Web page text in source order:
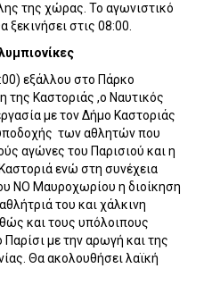
της χώρας. Το αγωνιστικό
στις 08:00.
εξάλλου στο Πάρκο
Καστοριάς ,ο Ναυτικός
με τον Δήμο Καστοριάς
των αθλητών που
αγώνες του Παρισιού και η
Καστοριά ενώ στη συνέχεια
ΝΟ Μαυροχωρίου η διοίκηση
αθλήτριά του και χάλκινη
και τους υπόλοιπους
με την αρωγή και της
Θα ακολουθήσει λαϊκή